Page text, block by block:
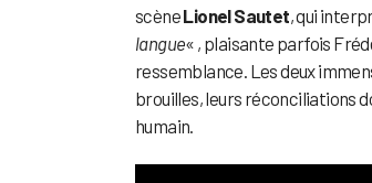
scèneLionel Sautet, qui
langue« , plaisante parfois
ressemblance. Les deux
brouilles, leurs réconciliations
humain.